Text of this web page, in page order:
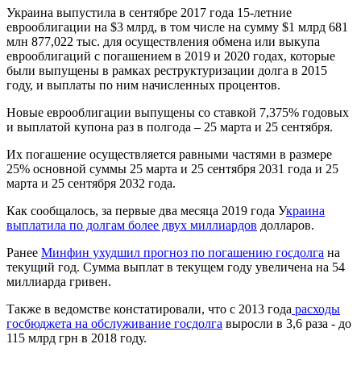
Украина выпустила в сентябре 2017 года 15-летние
еврооблигации на $3 млрд, в том числе на сумму $1 млрд 681
млн 877,022 тыс. для осуществления обмена или выкупа
еврооблигаций с погашением в 2019 и 2020 годах, которые
были выпущены в рамках реструктуризации долга в 2015
году, и выплаты по ним начисленных процентов.
Новые еврооблигации выпущены со ставкой 7,375% годовых
и выплатой купона раз в полгода – 25 марта и 25 сентября.
Их погашение осуществляется равными частями в размере
25% основной суммы 25 марта и 25 сентября 2031 года и 25
марта и 25 сентября 2032 года.
Как сообщалось, за первые два месяца 2019 года Украина
выплатила по долгам более двух миллиардов долларов.
Ранее Минфин ухудшил прогноз по погашению госдолга на
текущий год. Сумма выплат в текущем году увеличена на 54
миллиарда гривен.
Также в ведомстве констатировали, что с 2013 года расходы
госбюджета на обслуживание госдолга выросли в 3,6 раза - до
115 млрд грн в 2018 году.